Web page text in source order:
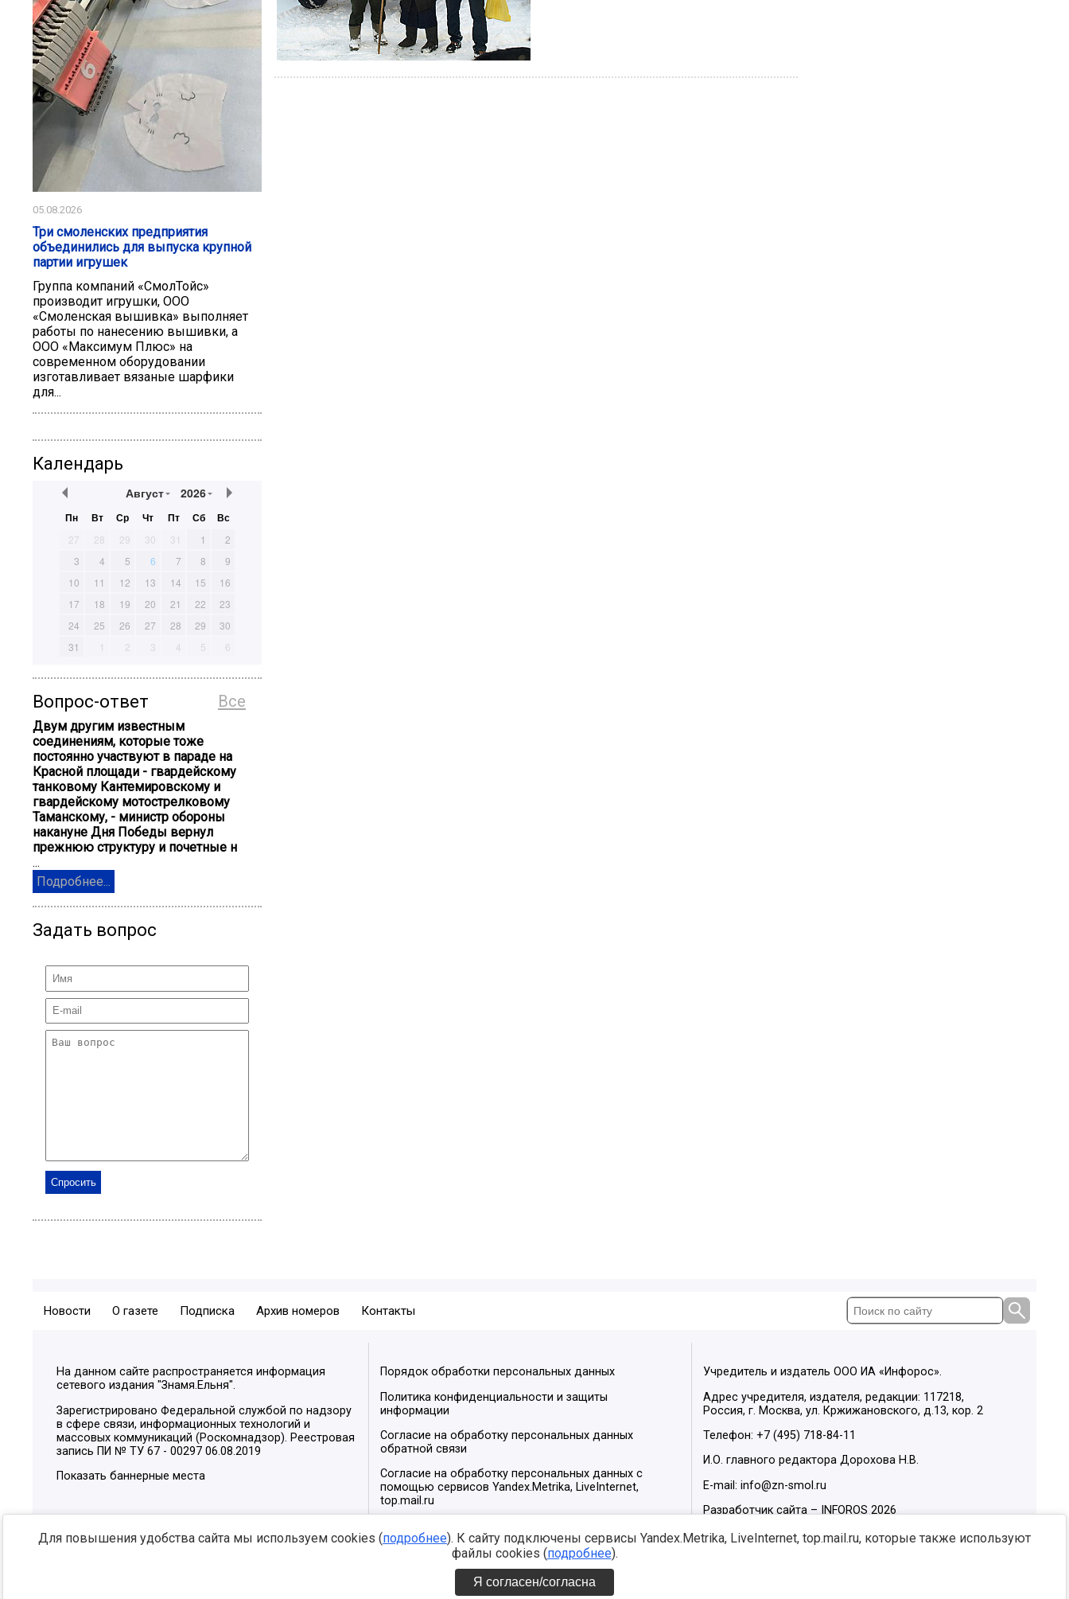
05.08.2026
Три смоленских предприятия
объединились для выпуска крупной
партии игрушек
Группа компаний «СмолТойс»
производит игрушки, ООО
«Смоленская вышивка» выполняет
работы по нанесению вышивки, а
ООО «Максимум Плюс» на
современном оборудовании
изготавливает вязаные шарфики
для...
Календарь
Август 2026
Пн Вт Ср Чт Пт Сб Вс
27 28 29 30 31 1
2
3
4 5 6 7 8
9
10
11 12 13 14 15
16
17
18 19 20 21 22
23
24
25 26 27 28 29
30
31
1 2 3 4 5 6
Все
Вопрос-ответ
Двум другим известным
соединениям, которые тоже
постоянно участвуют в параде на
Красной площади - гвардейскому
танковому Кантемировскому и
гвардейскому мотострелковому
Таманскому, - министр обороны
накануне Дня Победы вернул
прежнюю структуру и почетные н
...
Подробнее...
Задать вопрос
Новости О газете Подписка Архив номеров Контакты
На данном сайте распространяется информация
сетевого издания "Знамя.Ельня".
Зарегистрировано Федеральной службой по надзору
в сфере связи, информационных технологий и
массовых коммуникаций (Роскомнадзор). Реестровая
запись ПИ № ТУ 67 - 00297 06.08.2019
Показать баннерные места
Порядок обработки персональных данных
Политика конфиденциальности и защиты
информации
Согласие на обработку персональных данных
обратной связи
Согласие на обработку персональных данных с
помощью сервисов Yandex.Metrika, LiveInternet,
top.mail.ru
Учредитель и издатель ООО ИА «Инфорос».
Адрес учредителя, издателя, редакции: 117218,
Россия, г. Москва, ул. Кржижановского, д.13, кор. 2
Телефон: +7 (495) 718-84-11
И.О. главного редактора Дорохова Н.В.
E-mail: info@zn-smol.ru
Разработчик сайта –
INFOROS 2026
Мы в социальных сетях:
Для повышения удобства сайта мы используем cookies (подробнее). К сайту подключены сервисы Yandex.Metrika, LiveInternet, top.mail.ru, которые также используют
файлы cookies (подробнее).
Я согласен/согласна